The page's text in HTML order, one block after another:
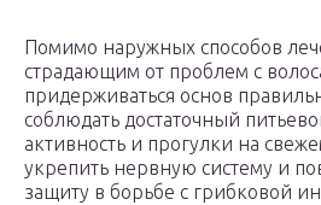
Помимо наружных способов
страдающим от проблем с
придерживаться основ
соблюдать достаточный
активность и прогулки на
укрепить нервную систему и
защиту в борьбе с грибковой